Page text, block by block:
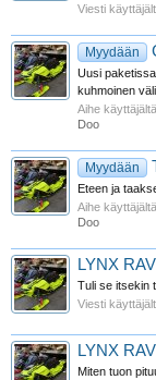
Viesti
Myydään
Uusi
kuhmoinen
Aihe
Doo
Myydään
Eteen ja
Aihe
Doo
LYNX
Tuli se itsekin
Viesti
LYNX
Miten tuon